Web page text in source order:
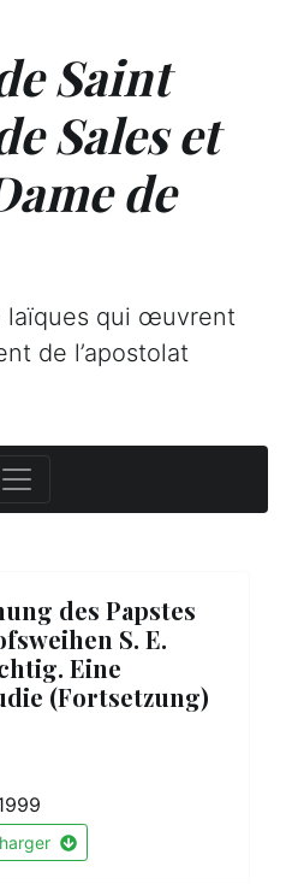
Saint
Sales et
de
laïques qui œuvrent
de l’apostolat
des Papstes
S. E.
Eine
(Fortsetzung)